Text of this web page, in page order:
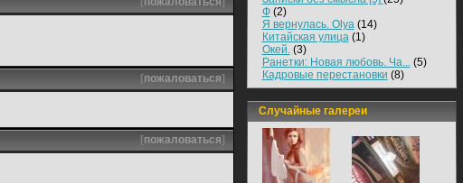
[пожаловаться]
[пожаловаться]
Ф(2)
Я вернулась. Olya(14)
Китайская улица(1)
Окей.(3)
Ранетки: Новая любовь. Ча...(5)
Кадровые перестановки (8)
Случайные галереи